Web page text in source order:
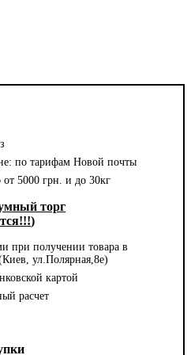
по тарифам Новой почты
от 5000 грн. и до 30кг
торг
)
при получении товара в
ул.Полярная,8е)
картой
расчет